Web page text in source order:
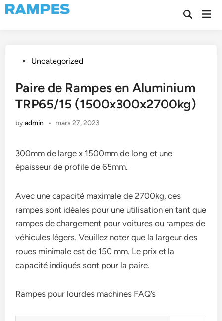
Skip
to
Open
PostedUncategorized
Paire de Rampes en Aluminium
TRP65/15 (1500x300x2700kg)
byadmin • mars 27, 2023
300mm de large x 1500mm de long et une
épaisseur de profile de 65mm.
Avec une capacité maximale de 2700kg, ces
rampes sont idéales pour une utilisation en tant que
rampes de chargement pour voitures ou rampes de
véhicules légers. Veuillez noter que la largeur des
roues minimale est de 150 mm. Le prix et la
capacité indiqués sont pour la paire.
Rampes pour lourdes machines FAQ’s